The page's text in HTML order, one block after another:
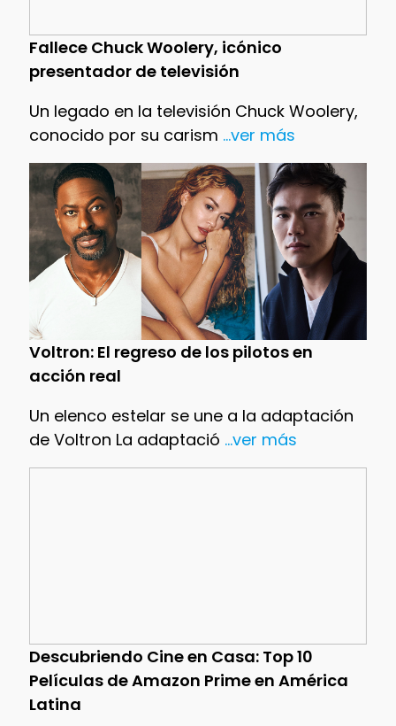
Fallece Chuck Woolery, icónico
presentador de televisión
Un legado en la televisión Chuck Woolery,
conocido por su carism ...ver más
Voltron: El regreso de los pilotos en
acción real
Un elenco estelar se une a la adaptación
de Voltron La adaptació ...ver más
Descubriendo Cine en Casa: Top 10
Películas de Amazon Prime en América
Latina